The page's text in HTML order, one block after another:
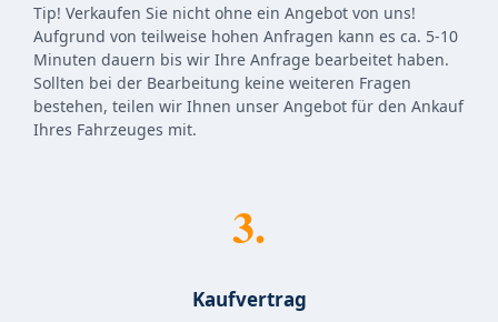
Tip! Verkaufen Sie nicht ohne ein Angebot von uns!
Aufgrund von teilweise hohen Anfragen kann es ca. 5-10
Minuten dauern bis wir Ihre Anfrage bearbeitet haben.
Sollten bei der Bearbeitung keine weiteren Fragen
bestehen, teilen wir Ihnen unser Angebot für den Ankauf
Ihres Fahrzeuges mit.
3.
Kaufvertrag